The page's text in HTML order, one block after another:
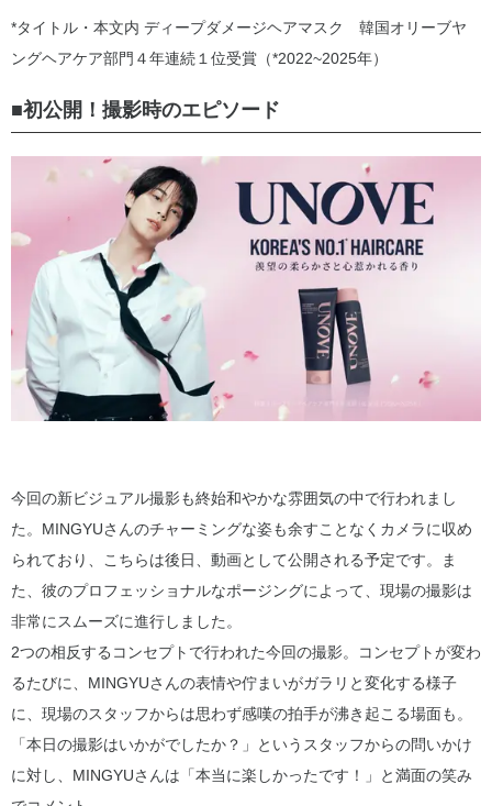
*タイトル・本文内 ディープダメージヘアマスク 韓国オリーブヤ
ングヘアケア部門４年連続１位受賞（*2022~2025年）
■初公開！撮影時のエピソード
今回の新ビジュアル撮影も終始和やかな雰囲気の中で行われまし
た。MINGYUさんのチャーミングな姿も余すことなくカメラに収め
られており、こちらは後日、動画として公開される予定です。ま
た、彼のプロフェッショナルなポージングによって、現場の撮影は
非常にスムーズに進行しました。
2つの相反するコンセプトで行われた今回の撮影。コンセプトが変わ
るたびに、MINGYUさんの表情や佇まいがガラリと変化する様子
に、現場のスタッフからは思わず感嘆の拍手が沸き起こる場面も。
「本日の撮影はいかがでしたか？」というスタッフからの問いかけ
に対し、MINGYUさんは「本当に楽しかったです！」と満面の笑み